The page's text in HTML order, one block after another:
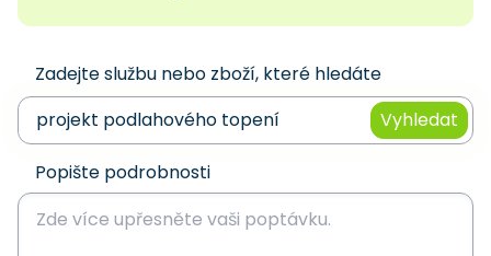
Zadejte službu nebo zboží, které hledáte
Vyhledat
Popište podrobnosti